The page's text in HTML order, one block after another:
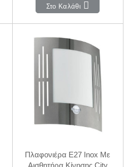
Στο Καλάθι
Πλαφονιέρα Ε27 Inox Με
Αισθητήρα Κίνησης City